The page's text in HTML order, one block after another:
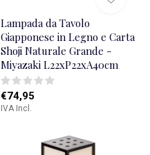
Lampada da Tavolo
Giapponese in Legno e Carta
Shoji Naturale Grande -
Miyazaki L22xP22xA40cm
€74,95
IVA Incl.